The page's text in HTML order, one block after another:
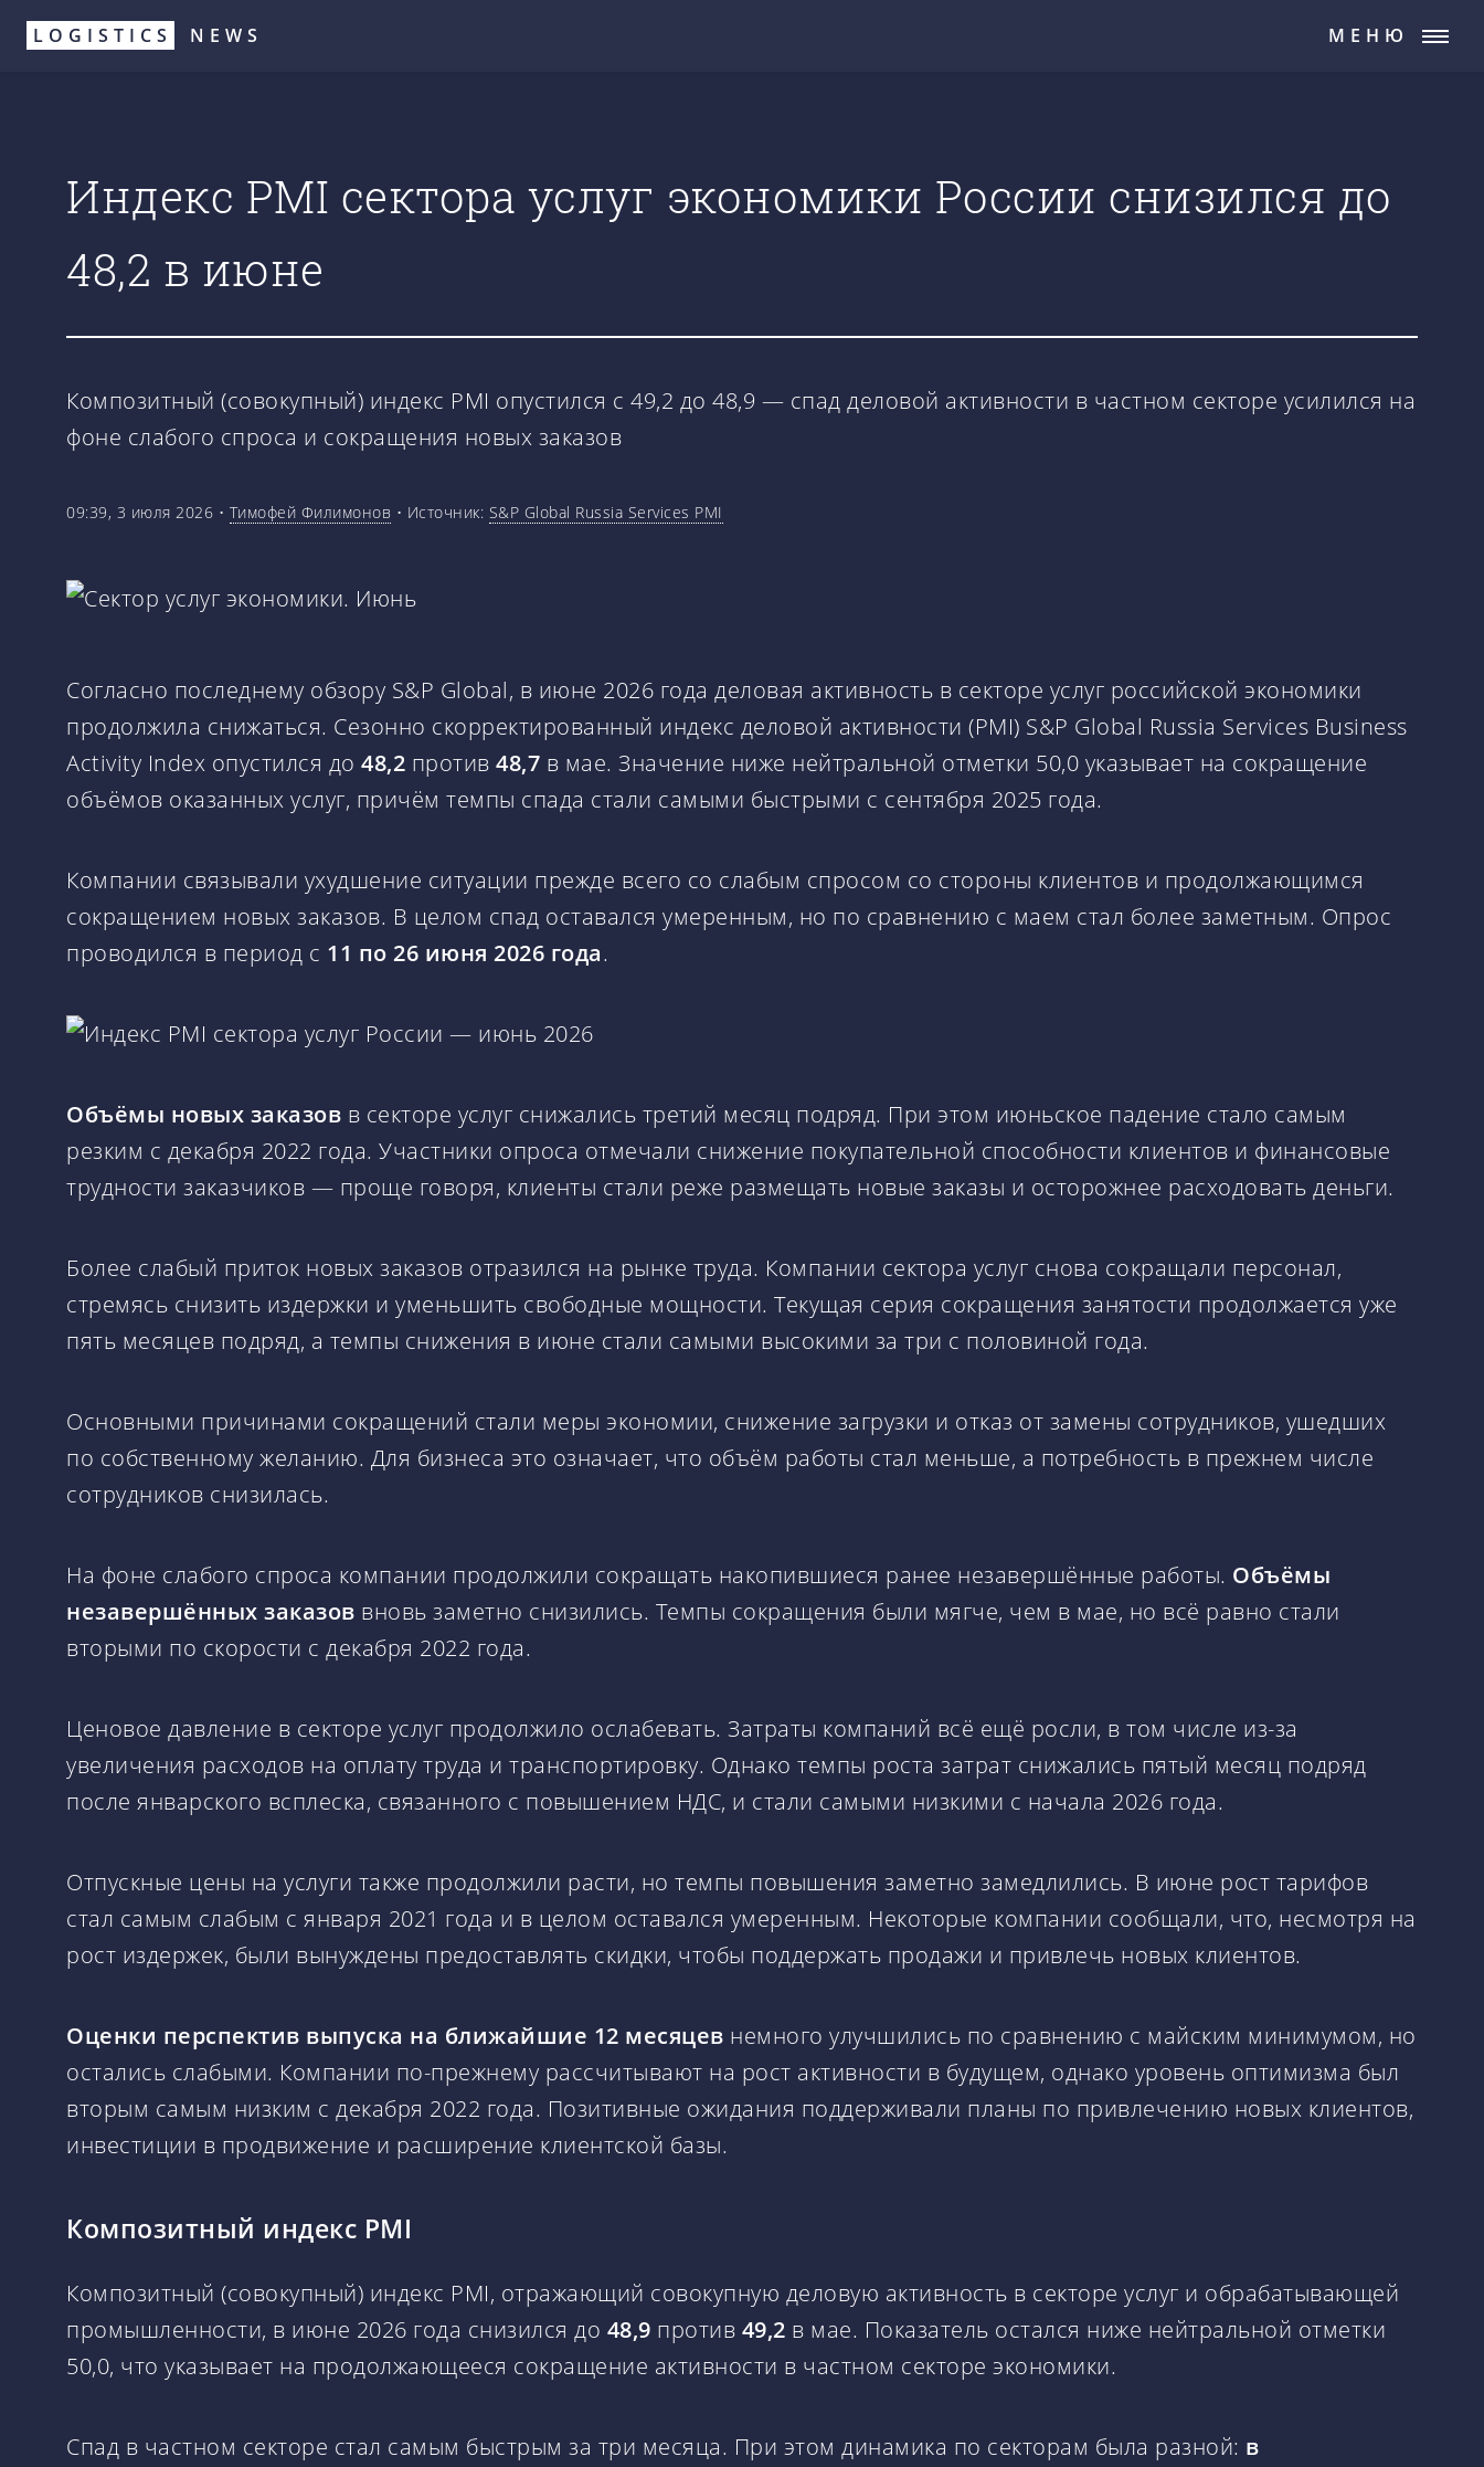
Перейти
LOGISTICS NEWS МЕНЮ
Индекс PMI сектора услуг экономики России снизился до
48,2 в июне
Композитный (совокупный) индекс PMI опустился с 49,2 до 48,9 — спад деловой активности в частном секторе усилился на
фоне слабого спроса и сокращения новых заказов
09:39, 3 июля 2026 • Тимофей Филимонов • Источник: S&P Global Russia Services PMI
Согласно последнему обзору S&P Global, в июне 2026 года деловая активность в секторе услуг российской экономики
продолжила снижаться. Сезонно скорректированный индекс деловой активности (PMI) S&P Global Russia Services Business
Activity Index опустился до 48,2 против 48,7 в мае. Значение ниже нейтральной отметки 50,0 указывает на сокращение
объёмов оказанных услуг, причём темпы спада стали самыми быстрыми с сентября 2025 года.
Компании связывали ухудшение ситуации прежде всего со слабым спросом со стороны клиентов и продолжающимся
сокращением новых заказов. В целом спад оставался умеренным, но по сравнению с маем стал более заметным. Опрос
проводился в период с 11 по 26 июня 2026 года.
Объёмы новых заказов в секторе услуг снижались третий месяц подряд. При этом июньское падение стало самым
резким с декабря 2022 года. Участники опроса отмечали снижение покупательной способности клиентов и финансовые
трудности заказчиков — проще говоря, клиенты стали реже размещать новые заказы и осторожнее расходовать деньги.
Более слабый приток новых заказов отразился на рынке труда. Компании сектора услуг снова сокращали персонал,
стремясь снизить издержки и уменьшить свободные мощности. Текущая серия сокращения занятости продолжается уже
пять месяцев подряд, а темпы снижения в июне стали самыми высокими за три с половиной года.
Основными причинами сокращений стали меры экономии, снижение загрузки и отказ от замены сотрудников, ушедших
по собственному желанию. Для бизнеса это означает, что объём работы стал меньше, а потребность в прежнем числе
сотрудников снизилась.
На фоне слабого спроса компании продолжили сокращать накопившиеся ранее незавершённые работы. Объёмы
незавершённых заказов вновь заметно снизились. Темпы сокращения были мягче, чем в мае, но всё равно стали
вторыми по скорости с декабря 2022 года.
Ценовое давление в секторе услуг продолжило ослабевать. Затраты компаний всё ещё росли, в том числе из-за
увеличения расходов на оплату труда и транспортировку. Однако темпы роста затрат снижались пятый месяц подряд
после январского всплеска, связанного с повышением НДС, и стали самыми низкими с начала 2026 года.
Отпускные цены на услуги также продолжили расти, но темпы повышения заметно замедлились. В июне рост тарифов
стал самым слабым с января 2021 года и в целом оставался умеренным. Некоторые компании сообщали, что, несмотря на
рост издержек, были вынуждены предоставлять скидки, чтобы поддержать продажи и привлечь новых клиентов.
Оценки перспектив выпуска на ближайшие 12 месяцев немного улучшились по сравнению с майским минимумом, но
остались слабыми. Компании по-прежнему рассчитывают на рост активности в будущем, однако уровень оптимизма был
вторым самым низким с декабря 2022 года. Позитивные ожидания поддерживали планы по привлечению новых клиентов,
инвестиции в продвижение и расширение клиентской базы.
Композитный индекс PMI
Композитный (совокупный) индекс PMI, отражающий совокупную деловую активность в секторе услуг и обрабатывающей
промышленности, в июне 2026 года снизился до 48,9 против 49,2 в мае. Показатель остался ниже нейтральной отметки
50,0, что указывает на продолжающееся сокращение активности в частном секторе экономики.
Спад в частном секторе стал самым быстрым за три месяца. При этом динамика по секторам была разной: в